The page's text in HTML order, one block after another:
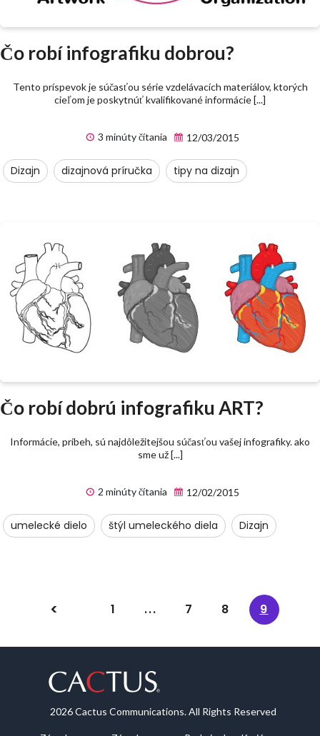
Čo robí infografiku dobrou?
Tento príspevok je súčasťou série vzdelávacích materiálov, ktorých
cieľom je poskytnúť kvalifikované informácie [...]
3 minúty čítania 12/03/2015
Dizajn dizajnová príručka tipy na dizajn
Čo robí dobrú infografiku ART?
Informácie, príbeh, sú najdôležitejšou súčasťou vašej infografiky. ako
sme už [...]
2 minúty čítania 12/02/2015
umelecké dielo štýl umeleckého diela Dizajn
1 ... 7 8 9
2026 Cactus Communications. All Rights Reserved